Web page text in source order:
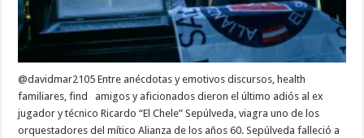
@davidmar2105 Entre anécdotas y emotivos discursos, health
familiares, find amigos y aficionados dieron el último adiós al ex
jugador y técnico Ricardo “El Chele” Sepúlveda, viagra uno de los
orquestadores del mítico Alianza de los años 60. Sepúlveda falleció a